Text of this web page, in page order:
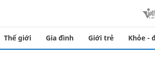
Thế giới Gia đình Giới trẻ Khỏe -